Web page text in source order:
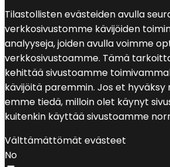
Tilastollisten evästeiden avulla
verkkosivustomme kävijöiden
analyyseja, joiden avulla voimme
verkkosivustoamme. Tämä
kehittää sivustoamme
kävijöitä paremmin. Jos et hyväksy
emme tiedä, milloin olet käynyt
kuitenkin käyttää sivustoamme
Välttämättömät evästeet
No